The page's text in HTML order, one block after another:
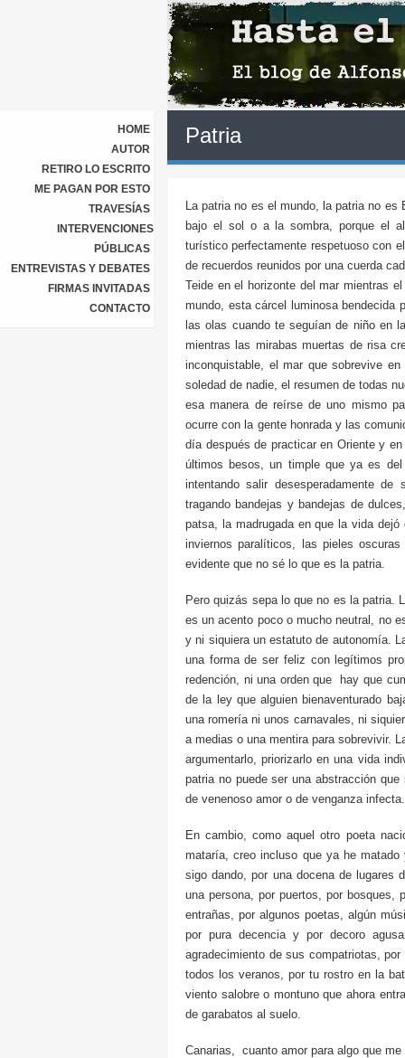
HOME
AUTOR
RETIRO LO ESCRITO
ME PAGAN POR ESTO
TRAVESÍAS
INTERVENCIONES
PÚBLICAS
ENTREVISTAS Y DEBATES
FIRMAS INVITADAS
CONTACTO
Patria
La patria no es el mundo, la patria no
bajo el sol o a la sombra, porque el
turístico perfectamente respetuoso con
de recuerdos reunidos por una cuerda
Teide en el horizonte del mar mientras
mundo, esta cárcel luminosa bendecida
las olas cuando te seguían de niño en
mientras las mirabas muertas de risa
inconquistable, el mar que sobrevive
soledad de nadie, el resumen de todas
esa manera de reírse de uno mismo
ocurre con la gente honrada y las
día después de practicar en Oriente y
últimos besos, un timple que ya es
intentando salir desesperadamente
tragando bandejas y bandejas de
patsa, la madrugada en que la vida
inviernos paralíticos, las pieles
evidente que no sé lo que es la patria.
Pero quizás sepa lo que no es la patria.
es un acento poco o mucho neutral, no
y ni siquiera un estatuto de autonomía.
una forma de ser feliz con legítimos
redención, ni una orden que hay que
de la ley que alguien bienaventurado
una romería ni unos carnavales, ni
a medias o una mentira para sobrevivir.
argumentarlo, priorizarlo en una vida
patria no puede ser una abstracción
de venenoso amor o de venganza infecta.
En cambio, como aquel otro poeta
mataría, creo incluso que ya he
sigo dando, por una docena de lugares
una persona, por puertos, por bosques,
entrañas, por algunos poetas, algún
por pura decencia y por decoro
agradecimiento de sus compatriotas,
todos los veranos, por tu rostro en la
viento salobre o montuno que ahora
de garabatos al suelo.
Canarias, cuanto amor para algo que